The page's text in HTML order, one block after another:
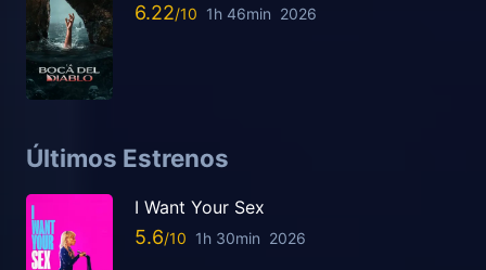
6.22 1h 46min 2026
Últimos Estrenos
I Want Your Sex
5.6 1h 30min 2026